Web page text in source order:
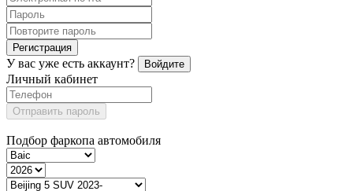
Регистрация
У вас уже есть аккаунт? Войдите
Личный кабинет
Отправить пароль
Подбор фаркопа автомобиля